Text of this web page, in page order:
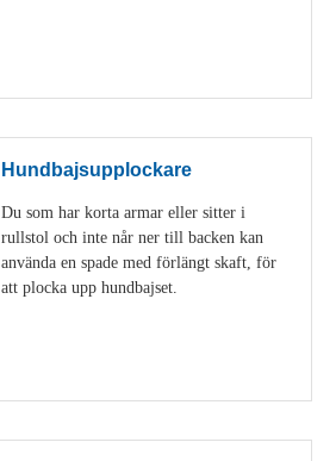
Hundbajsupplockare
Du som har korta armar eller sitter i
rullstol och inte når ner till backen kan
använda en spade med förlängt skaft, för
att plocka upp hundbajset.